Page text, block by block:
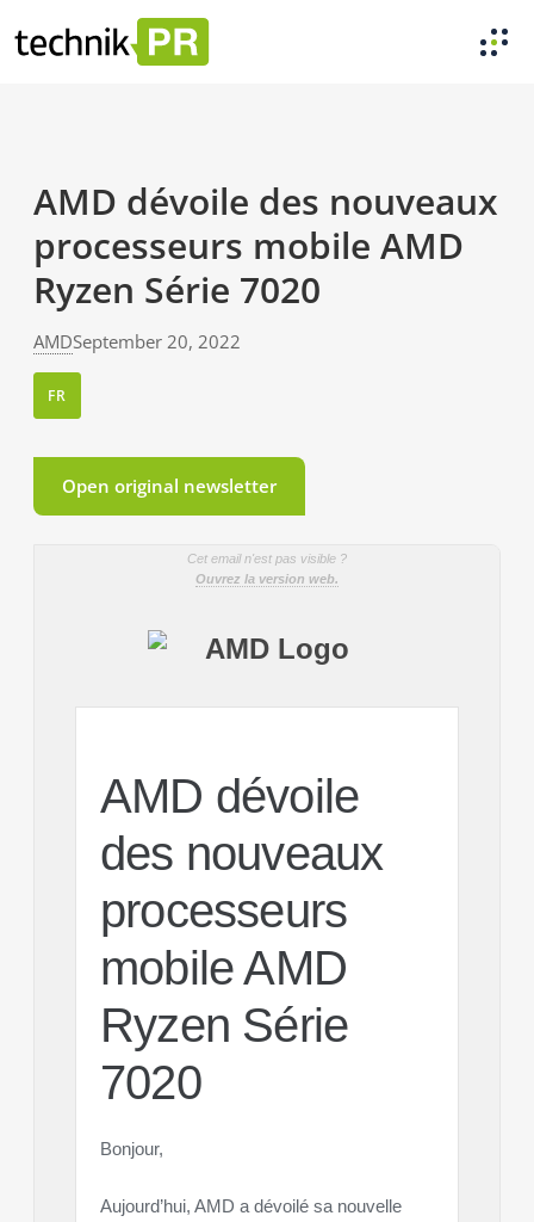
AMD dévoile des nouveaux
processeurs mobile AMD
Ryzen Série 7020
AMDSeptember 20, 2022
FR
Open original newsletter